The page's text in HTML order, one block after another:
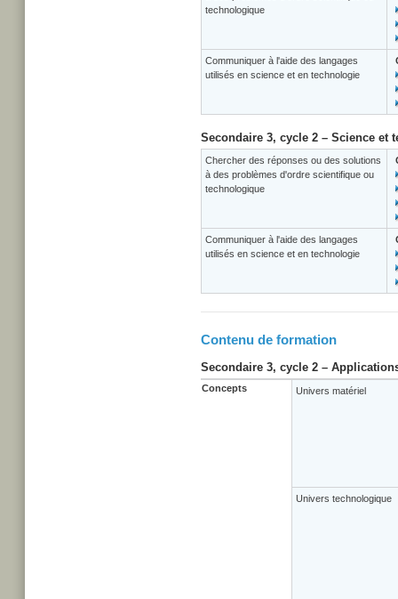
technologique
Communiquer à l'aide des langages
utilisés en science et en technologie
Secondaire 3, cycle 2 – Science et
Chercher des réponses ou des solutions
à des problèmes d'ordre scientifique ou
technologique
Communiquer à l'aide des langages
utilisés en science et en technologie
Contenu de formation
Secondaire 3, cycle 2 –
Concepts Univers matériel
Univers technologique